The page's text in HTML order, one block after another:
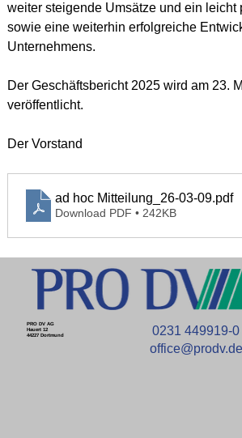
weiter steigende Umsätze und ein leicht
sowie eine weiterhin erfolgreiche
Unternehmens.
Der Geschäftsbericht 2025 wird am 23.
veröffentlicht.
Der Vorstand
ad hoc Mitteilung_26-03-09.pdf
Download PDF • 242KB
PRO DV AG
Hauert 12
44227 Dortmund
0231 449919-0
office@prodv.de